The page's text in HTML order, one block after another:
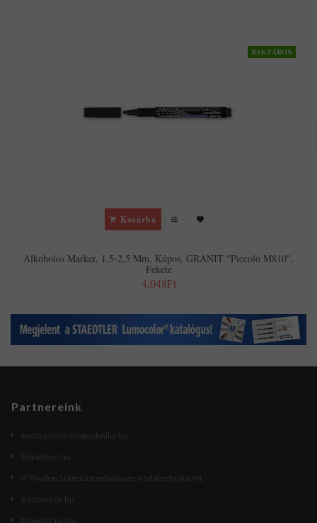
RAKTÁRON
Kosárba
Alkoholos Marker, 1,5-2,5 Mm, Kúpos, GRANIT "Piccolo M810",
Fekete
4,048Ft
Partnereink
kecskemetirodatechnika.hu
Etikettem.hu
IT Pavilon Számítástechnika és Irodatechnika Kft.
Beszerzek.hu
Maped Creativ